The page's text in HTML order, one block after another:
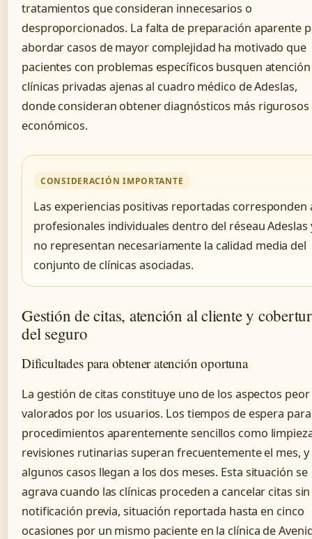
tratamientos que consideran innecesarios o
desproporcionados. La falta de preparación aparente
abordar casos de mayor complejidad ha motivado que
pacientes con problemas específicos busquen
clínicas privadas ajenas al cuadro médico de Adeslas,
donde consideran obtener diagnósticos más rigurosos
económicos.
CONSIDERACIÓN IMPORTANTE
Las experiencias positivas reportadas corresponden
profesionales individuales dentro del réseau Adeslas
no representan necesariamente la calidad media del
conjunto de clínicas asociadas.
Gestión de citas, atención al cliente y
del seguro
Dificultades para obtener atención oportuna
La gestión de citas constituye uno de los aspectos peor
valorados por los usuarios. Los tiempos de espera para
procedimientos aparentemente sencillos como
revisiones rutinarias superan frecuentemente el mes, y
algunos casos llegan a los dos meses. Esta situación se
agrava cuando las clínicas proceden a cancelar citas sin
notificación previa, situación reportada hasta en cinco
ocasiones por un mismo paciente en la clínica de